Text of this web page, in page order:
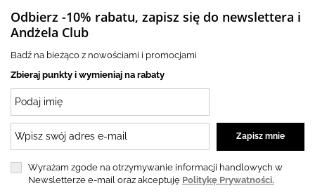
Odbierz -10% rabatu, zapisz się do newslettera i
Andżela Club
Badź na bieżąco z nowościami i promocjami
Zbieraj punkty i wymieniaj na rabaty
Wyrażam zgode na otrzymywanie informacji handlowych w
Newsletterze e-mail oraz akceptuję Politykę Prywatności.